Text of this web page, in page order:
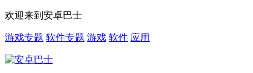
欢迎来到安卓巴士
游戏专题 软件专题 游戏 软件 应用